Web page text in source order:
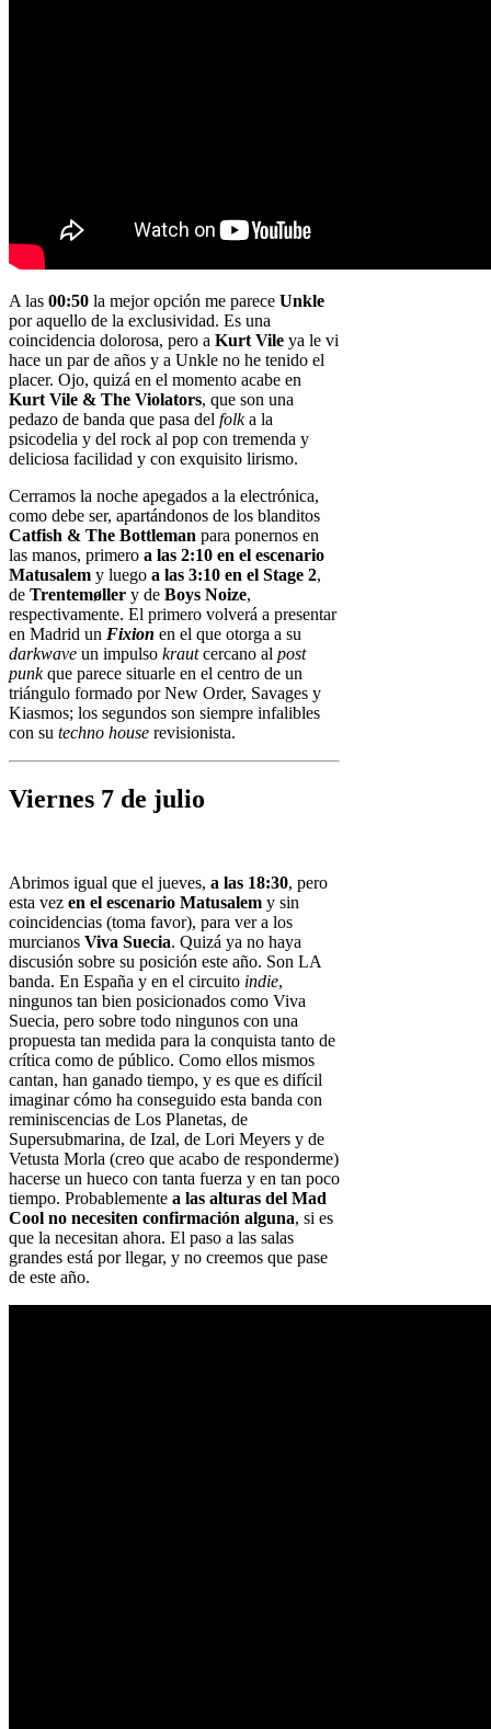
A las 00:50 la mejor opción me parece Unkle
por aquello de la exclusividad. Es una
coincidencia dolorosa, pero a Kurt Vile ya le vi
hace un par de años y a Unkle no he tenido el
placer. Ojo, quizá en el momento acabe en
Kurt Vile & The Violators, que son una
pedazo de banda que pasa del folka la
psicodelia y del rock al pop con tremenda y
deliciosa facilidad y con exquisito lirismo.
Cerramos la noche apegados a la electrónica,
como debe ser, apartándonos de los blanditos
Catfish & The Bottleman para ponernos en
las manos, primero a las 2:10 en el escenario
Matusalem y luego a las 3:10 en el Stage 2,
de Trentemøller y de Boys Noize,
respectivamente. El primero volverá a presentar
en Madrid un Fixion en el que otorga a su
darkwave un impulso krautcercano al post
punkque parece situarle en el centro de un
triángulo formado por New Order, Savages y
Kiasmos; los segundos son siempre infalibles
con su techno house revisionista.
Viernes 7 de julio
Abrimos igual que el jueves, a las 18:30, pero
esta vez en el escenario Matusalem y sin
coincidencias (toma favor), para ver a los
murcianos Viva Suecia. Quizá ya no haya
discusión sobre su posición este año. Son LA
banda. En España y en el circuito indie,
ningunos tan bien posicionados como Viva
Suecia, pero sobre todo ningunos con una
propuesta tan medida para la conquista tanto de
crítica como de público. Como ellos mismos
cantan, han ganado tiempo, y es que es difícil
imaginar cómo ha conseguido esta banda con
reminiscencias de Los Planetas, de
Supersubmarina, de Izal, de Lori Meyers y de
Vetusta Morla (creo que acabo de responderme)
hacerse un hueco con tanta fuerza y en tan poco
tiempo. Probablemente a las alturas del Mad
Cool no necesiten confirmación alguna, si es
que la necesitan ahora. El paso a las salas
grandes está por llegar, y no creemos que pase
de este año.